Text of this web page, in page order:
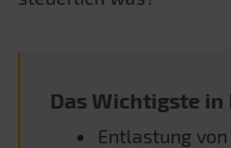
Das Wichtigste in
Entlastung